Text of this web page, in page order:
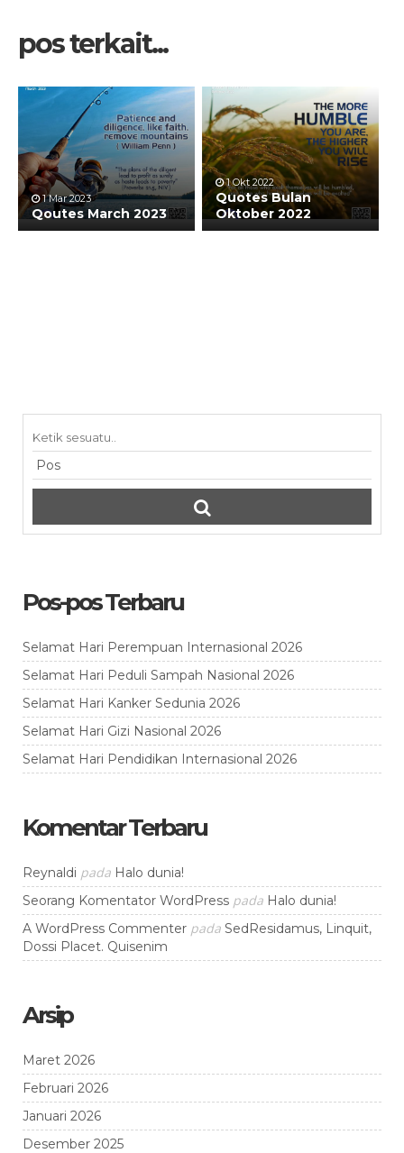
pos terkait...
1 Mar 2023
Qoutes March 2023
1 Okt 2022
Quotes Bulan
Oktober 2022
Pos-pos Terbaru
Selamat Hari Perempuan Internasional 2026
Selamat Hari Peduli Sampah Nasional 2026
Selamat Hari Kanker Sedunia 2026
Selamat Hari Gizi Nasional 2026
Selamat Hari Pendidikan Internasional 2026
Komentar Terbaru
Reynaldi pada Halo dunia!
Seorang Komentator WordPress pada Halo dunia!
A WordPress Commenter pada SedResidamus, Linquit,
Dossi Placet. Quisenim
Arsip
Maret 2026
Februari 2026
Januari 2026
Desember 2025